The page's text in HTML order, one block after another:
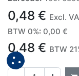
0,48 € Excl.
BTW 0%: 0,00 €
0,48 € BTW